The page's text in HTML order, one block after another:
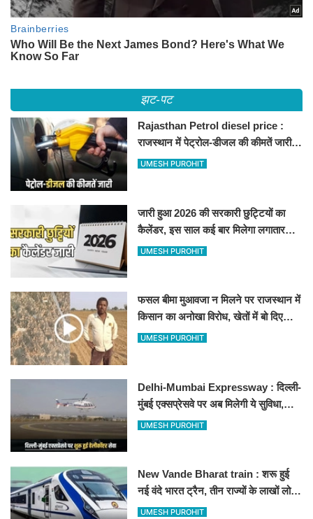
झट-पट
Rajasthan Petrol diesel price :
राजस्थान में पेट्रोल-डीजल की कीमतें जारी,
जानिए बीकानेर समेत पुरे प्रदेश में नए रेट
UMESH PUROHIT
जारी हुआ 2026 की सरकारी छुट्टियों का
कैलेंडर, इस साल कई बार मिलेगा लगातार
अवकाश, देखें
UMESH PUROHIT
फसल बीमा मुआवजा न मिलने पर राजस्थान में
किसान का अनोखा विरोध, खेतों में बो दिए
500-500 रुपए के नोट, वीडियो वायरल
UMESH PUROHIT
Delhi-Mumbai Expressway : दिल्ली-
मुंबई एक्सप्रेसवे पर अब मिलेगी ये सुविधा,
हेलीकॉप्टर सर्विस से तुरंत घायल पहुंचेगा
UMESH PUROHIT
New Vande Bharat train : शरू हुई
नई वंदे भारत ट्रैन, तीन राज्यों के लाखों लोगों
का सफर होगा आसान, देखें पूरा रूटमैप
UMESH PUROHIT